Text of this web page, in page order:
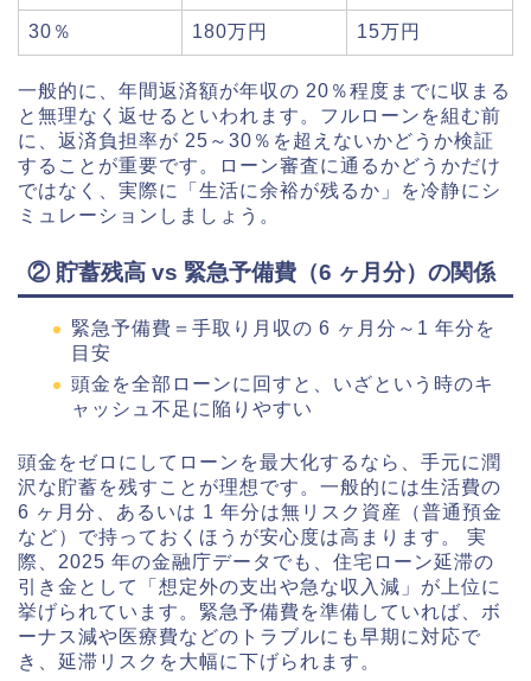
30％ 180万円 15万円
一般的に、年間返済額が年収の 20％程度までに収まる
と無理なく返せるといわれます。フルローンを組む前
に、返済負担率が 25～30％を超えないかどうか検証
することが重要です。ローン審査に通るかどうかだけ
ではなく、実際に「生活に余裕が残るか」を冷静にシ
ミュレーションしましょう。
② 貯蓄残高 vs 緊急予備費（6 ヶ月分）の関係
緊急予備費＝手取り月収の 6 ヶ月分～1 年分を
目安
頭金を全部ローンに回すと、いざという時のキ
ャッシュ不足に陥りやすい
頭金をゼロにしてローンを最大化するなら、手元に潤
沢な貯蓄を残すことが理想です。一般的には生活費の
6 ヶ月分、あるいは 1 年分は無リスク資産（普通預金
など）で持っておくほうが安心度は高まります。 実
際、2025 年の金融庁データでも、住宅ローン延滞の
引き金として「想定外の支出や急な収入減」が上位に
挙げられています。緊急予備費を準備していれば、ボ
ーナス減や医療費などのトラブルにも早期に対応で
き、延滞リスクを大幅に下げられます。